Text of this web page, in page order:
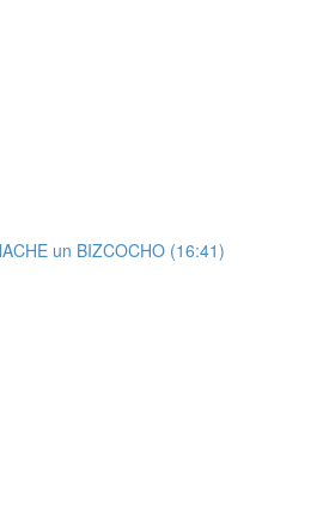
un BIZCOCHO (16:41)